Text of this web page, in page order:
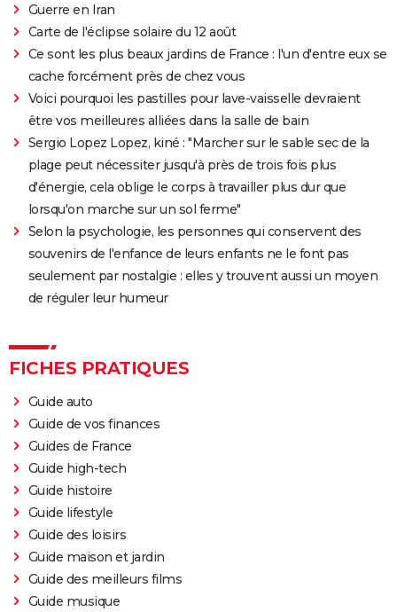
Guerre en Iran
Carte de l'éclipse solaire du 12 août
Ce sont les plus beaux jardins de France : l'un d'entre eux se
cache forcément près de chez vous
Voici pourquoi les pastilles pour lave-vaisselle devraient
être vos meilleures alliées dans la salle de bain
Sergio Lopez Lopez, kiné : "Marcher sur le sable sec de la
plage peut nécessiter jusqu'à près de trois fois plus
d'énergie, cela oblige le corps à travailler plus dur que
lorsqu'on marche sur un sol ferme"
Selon la psychologie, les personnes qui conservent des
souvenirs de l'enfance de leurs enfants ne le font pas
seulement par nostalgie : elles y trouvent aussi un moyen
de réguler leur humeur
FICHES PRATIQUES
Guide auto
Guide de vos finances
Guides de France
Guide high-tech
Guide histoire
Guide lifestyle
Guide des loisirs
Guide maison et jardin
Guide des meilleurs films
Guide musique